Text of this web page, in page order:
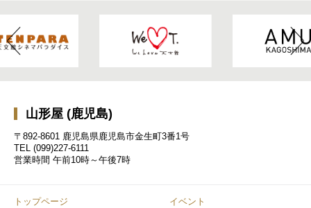
山形屋 (鹿児島)
〒892-8601 鹿児島県鹿児島市金生町3番1号
TEL (099)227-6111
営業時間 午前10時～午後7時
トップページ イベント